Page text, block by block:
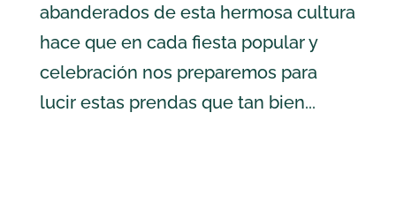
abanderados de esta hermosa cultura
hace que en cada fiesta popular y
celebración nos preparemos para
lucir estas prendas que tan bien...